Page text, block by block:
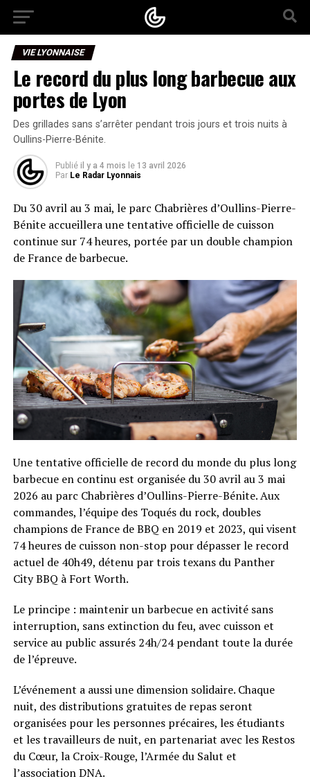
VIE LYONNAISE
Le record du plus long barbecue aux
portes de Lyon
Des grillades sans s’arrêter pendant trois jours et trois nuits à
Oullins-Pierre-Bénite.
Publié il y a 4 mois le 13 avril 2026
Par Le Radar Lyonnais
Du 30 avril au 3 mai, le parc Chabrières d’Oullins-Pierre-
Bénite accueillera une tentative officielle de cuisson
continue sur 74 heures, portée par un double champion
de France de barbecue.
Une tentative officielle de record du monde du plus long
barbecue en continu est organisée du 30 avril au 3 mai
2026 au parc Chabrières d’Oullins-Pierre-Bénite. Aux
commandes, l’équipe des Toqués du rock, doubles
champions de France de BBQ en 2019 et 2023, qui visent
74 heures de cuisson non-stop pour dépasser le record
actuel de 40h49, détenu par trois texans du Panther
City BBQ à Fort Worth.
Le principe : maintenir un barbecue en activité sans
interruption, sans extinction du feu, avec cuisson et
service au public assurés 24h/24 pendant toute la durée
de l’épreuve.
L’événement a aussi une dimension solidaire. Chaque
nuit, des distributions gratuites de repas seront
organisées pour les personnes précaires, les étudiants
et les travailleurs de nuit, en partenariat avec les Restos
du Cœur, la Croix-Rouge, l’Armée du Salut et
l’association DNA.